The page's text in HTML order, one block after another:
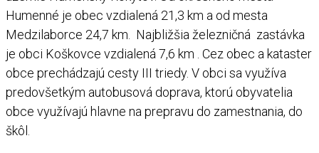
Humenné je obec vzdialená 21,3 km a od mesta
Medzilaborce 24,7 km. Najbližšia železničná zastávka
je obci Koškovce vzdialená 7,6 km . Cez obec a kataster
obce prechádzajú cesty III triedy. V obci sa využíva
predovšetkým autobusová doprava, ktorú obyvatelia
obce využívajú hlavne na prepravu do zamestnania, do
škôl.